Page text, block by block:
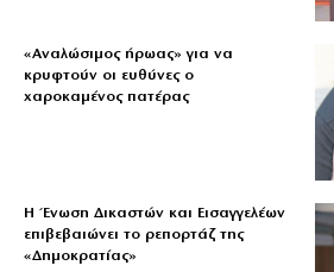
«Aναλώσιμος ήρωας» για να
κρυφτούν οι ευθύνες ο
χαροκαμένος πατέρας
Η Ένωση Δικαστών και Εισαγγελέων
επιβεβαιώνει το ρεπορτάζ της
«Δημοκρατίας»